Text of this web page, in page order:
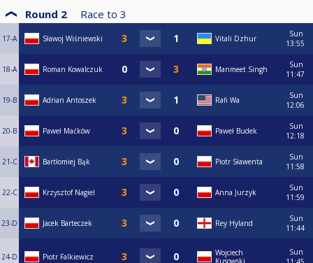
Round 2 Race to 3
17-A Sławoj Wiśniewski Vitali Dzhur
Sun
13:55
18-A Roman Kowalczuk Manmeet Singh
Sun
11:47
19-B Adrian Antoszek Rafi Wa
Sun
12:06
20-B Paweł Maćków Paweł Budek
Sun
12:18
21-C Bartłomiej Bąk Piotr Sławenta
Sun
11:58
22-C Krzysztof Nagiel Anna Jurzyk
Sun
11:59
23-D Jacek Barteczek Rey Hyland
Sun
11:44
24-D Piotr Falkiewicz
Wojciech
Sun